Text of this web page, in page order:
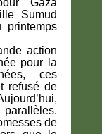
Gaza
Sumud
printemps
action
pour la
ces
refusé de
parallèles.
de